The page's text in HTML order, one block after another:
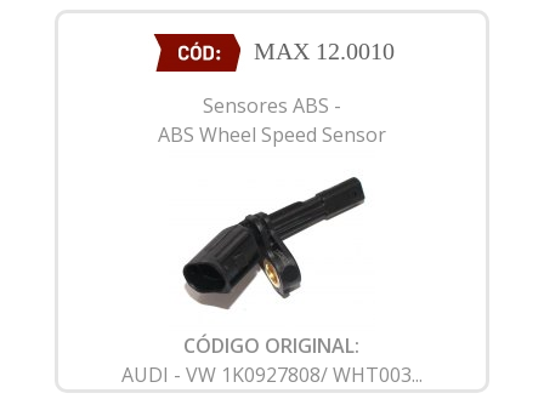
MAX 12.0010
Sensores ABS -
ABS Wheel Speed Sensor
CÓDIGO ORIGINAL:
AUDI - VW 1K0927808/ WHT003...